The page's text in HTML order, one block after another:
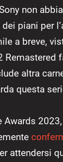
non
piani per
a breve,
Remastered
altra
questa
Awards
attendersi